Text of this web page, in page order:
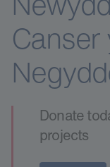
Canser
Donate
projects